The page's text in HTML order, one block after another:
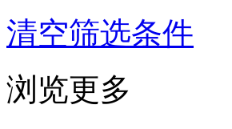
清空筛选条件
浏览更多